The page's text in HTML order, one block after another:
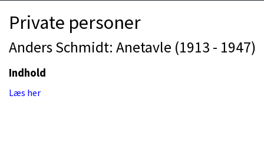
Private personer
Anders Schmidt: Anetavle (1913 - 1947)
Indhold
Læs her